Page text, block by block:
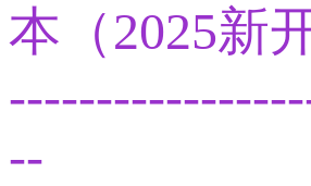
本（2025新开
--